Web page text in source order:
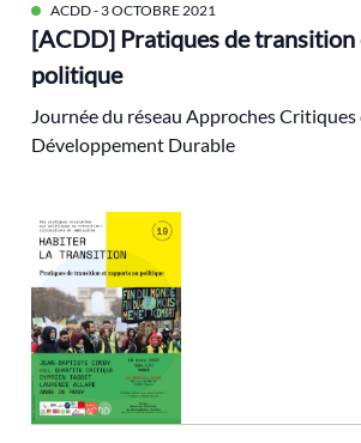
ACDD- 3 OCTOBRE 2021
[ACDD] Pratiques de
politique
Journée du réseau Approches Critiques
Développement Durable
Cédric Villani
Changement climatique
cluny
Communs
compensation
Conflit
consigne
COP21
Croissance